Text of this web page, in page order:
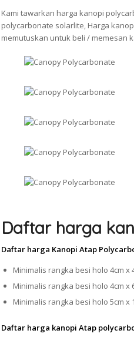
Kami tawarkan harga kanopi
polycarbonate solarlite, Harga
memutuskan untuk beli / memesan
Daftar harga
Daftar harga Kanopi Atap
Minimalis rangka besi holo 4cm x
Minimalis rangka besi holo 4cm x
Minimalis rangka besi holo 5cm x
Daftar harga kanopi Atap